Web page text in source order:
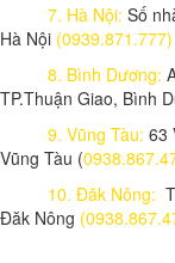
7. Hà Nội: Số
Hà Nội
8. Bình Dương:
TP.Thuận Giao, Bình
9. Vũng Tàu: 63
Vũng Tàu (
10. Đăk Nông:
Đăk Nông